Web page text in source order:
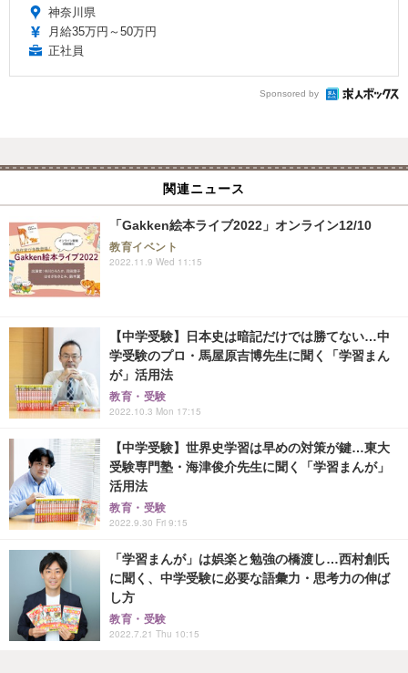
神奈川県
月給35万円～50万円
正社員
Sponsored by
関連ニュース
「Gakken絵本ライブ2022」オンライン12/10
教育イベント
2022.11.9 Wed 11:15
【中学受験】日本史は暗記だけでは勝てない…中
学受験のプロ・馬屋原吉博先生に聞く「学習まん
が」活用法
教育・受験
2022.10.3 Mon 17:15
【中学受験】世界史学習は早めの対策が鍵…東大
受験専門塾・海津俊介先生に聞く「学習まんが」
活用法
教育・受験
2022.9.30 Fri 9:15
「学習まんが」は娯楽と勉強の橋渡し…西村創氏
に聞く、中学受験に必要な語彙力・思考力の伸ば
し方
教育・受験
2022.7.21 Thu 10:15